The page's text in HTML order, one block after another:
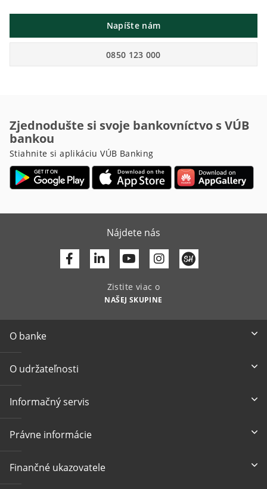
Napíšte nám
0850 123 000
Zjednodušte si svoje bankovníctvo s VÚB
bankou
Stiahnite si aplikáciu VÚB Banking
Nájdete nás
Facebook
LinkedinYoutube
Zistite viac o
NAŠEJ SKUPINE
O banke
O udržateľnosti
Informačný servis
Právne informácie
Finančné ukazovatele